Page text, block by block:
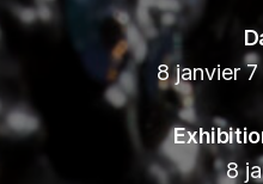
8 janvier
8